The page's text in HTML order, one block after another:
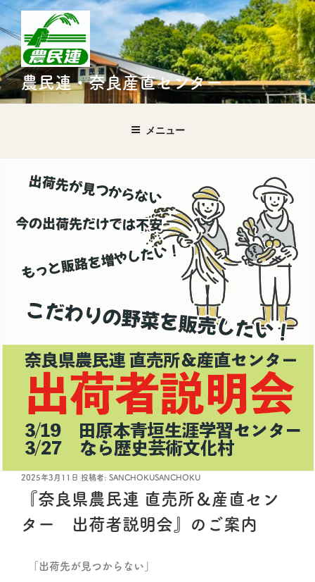
農民連・奈良産直センター
メニュー
2025年3月11日 投稿者: SANCHOKUSANCHOKU
『奈良県農民連 直売所＆産直セン
ター 出荷者説明会』のご案内
「出荷先が見つからない」